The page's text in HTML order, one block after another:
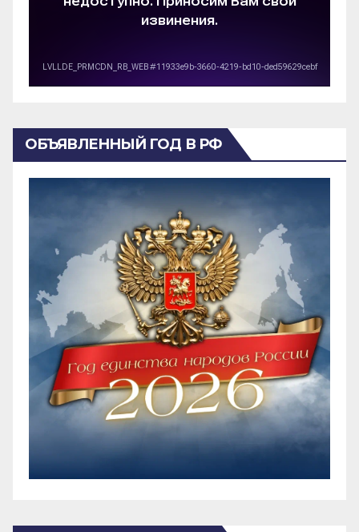
ОБЪЯВЛЕННЫЙ ГОД В РФ